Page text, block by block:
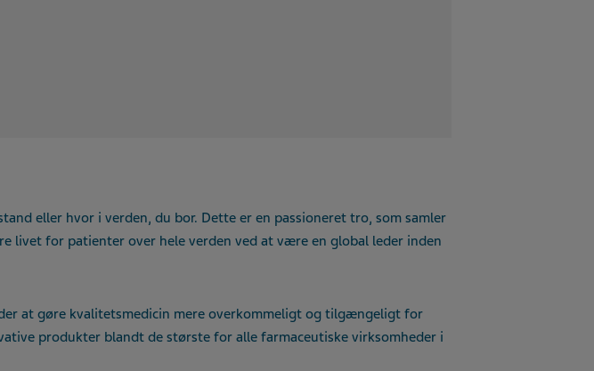
eller hvor i verden, du bor. Dette er en passioneret tro, som samler
livet for patienter over hele verden ved at være en global leder inden
at gøre kvalitetsmedicin mere overkommeligt og tilgængeligt for
produkter blandt de største for alle farmaceutiske virksomheder i